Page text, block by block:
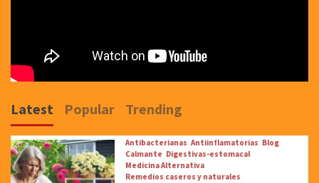
Latest Popular Trending
Antibacterianas Antiinflamatorias Blog
Calmante Digestivas-estomacal
Medicina Alternativa
Remedios caseros y naturales